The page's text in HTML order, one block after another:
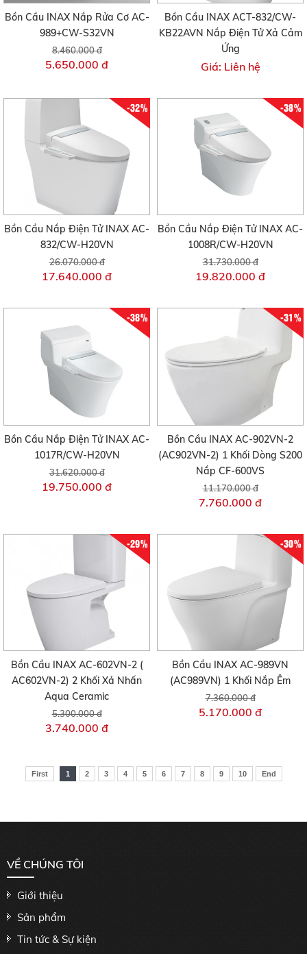
Bồn Cầu INAX Nắp Rửa Cơ AC-
989+CW-S32VN
8.460.000 đ
5.650.000 đ
Bồn Cầu INAX ACT-832/CW-
KB22AVN Nắp Điện Tử Xả Cảm
Ứng
Giá: Liên hệ
-32%
Bồn Cầu Nắp Điện Tử INAX AC-
832/CW-H20VN
26.070.000 đ
17.640.000 đ
-38%
Bồn Cầu Nắp Điện Tử INAX AC-
1008R/CW-H20VN
31.730.000 đ
19.820.000 đ
-38%
Bồn Cầu Nắp Điện Tử INAX AC-
1017R/CW-H20VN
31.620.000 đ
19.750.000 đ
-31%
Bồn Cầu INAX AC-902VN-2
(AC902VN-2) 1 Khối Dòng S200
Nắp CF-600VS
11.170.000 đ
7.760.000 đ
-29%
Bồn Cầu INAX AC-602VN-2 (
AC602VN-2) 2 Khối Xả Nhấn
Aqua Ceramic
5.300.000 đ
3.740.000 đ
-30%
Bồn Cầu INAX AC-989VN
(AC989VN) 1 Khối Nắp Êm
7.360.000 đ
5.170.000 đ
First 1 2 3 4 5 6 7 8 9 10 End
VỀ CHÚNG TÔI
Giới thiệu
Sản phẩm
Tin tức & Sự kiện